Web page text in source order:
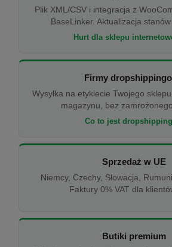
Plik XML/CSV i integracja z
BaseLinker. Aktualizacja
Hurt dla sklepu
Firmy
Wysyłka na etykiecie Twojego
magazynu, bez
Co to jest
Sprzedaż w UE
Niemcy, Czechy, Słowacja,
Faktury 0% VAT dla
Butiki premium